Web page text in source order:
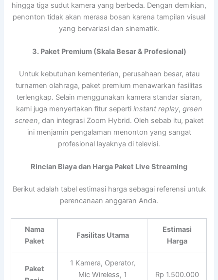
hingga tiga sudut kamera yang berbeda. Dengan demikian,
penonton tidak akan merasa bosan karena tampilan visual
yang bervariasi dan sinematik.
3. Paket Premium (Skala Besar & Profesional)
Untuk kebutuhan kementerian, perusahaan besar, atau
turnamen olahraga, paket premium menawarkan fasilitas
terlengkap. Selain menggunakan kamera standar siaran,
kami juga menyertakan fitur seperti instant replay, green
screen, dan integrasi Zoom Hybrid. Oleh sebab itu, paket
ini menjamin pengalaman menonton yang sangat
profesional layaknya di televisi.
Rincian Biaya dan Harga Paket Live Streaming
Berikut adalah tabel estimasi harga sebagai referensi untuk
perencanaan anggaran Anda.
Nama
Paket
Fasilitas Utama
Estimasi
Harga
Paket
1 Kamera, Operator,
Mic Wireless, 1
Rp 1.500.000